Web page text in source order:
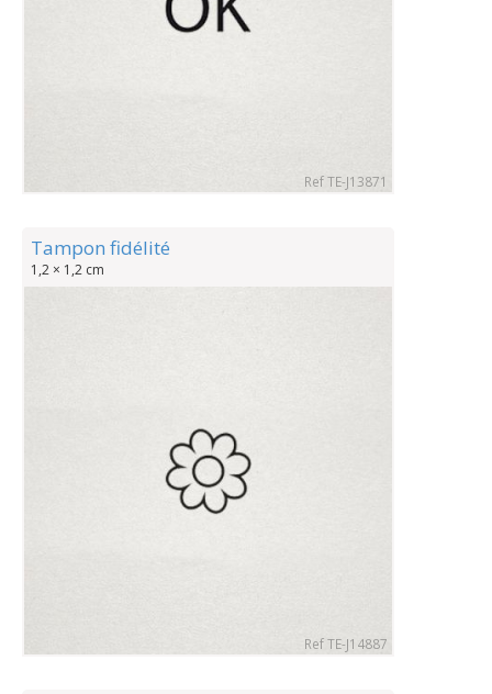
Ref TE-J13871
Tampon fidélité
1,2 × 1,2 cm
Ref TE-J14887